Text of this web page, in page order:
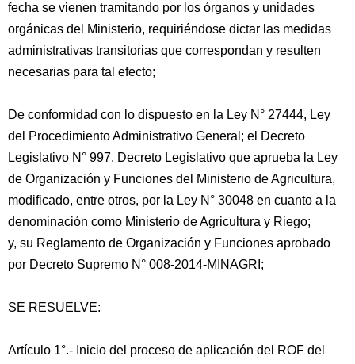
fecha se vienen tramitando por los órganos y unidades
orgánicas del Ministerio, requiriéndose dictar las medidas
administrativas transitorias que correspondan y resulten
necesarias para tal efecto;
De conformidad con lo dispuesto en la Ley N° 27444, Ley
del Procedimiento Administrativo General; el Decreto
Legislativo N° 997, Decreto Legislativo que aprueba la Ley
de Organización y Funciones del Ministerio de Agricultura,
modificado, entre otros, por la Ley N° 30048 en cuanto a la
denominación como Ministerio de Agricultura y Riego;
y, su Reglamento de Organización y Funciones aprobado
por Decreto Supremo N° 008-2014-MINAGRI;
SE RESUELVE:
Artículo 1°.- Inicio del proceso de aplicación del ROF del